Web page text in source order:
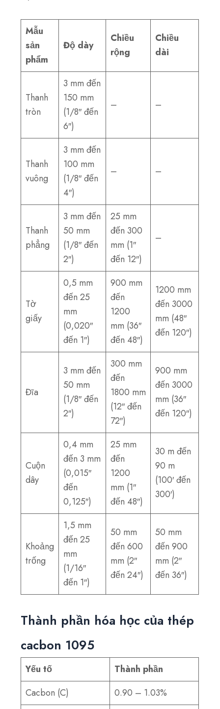
Mẫu
sản
phẩm
Độ dày
Chiều
rộng
Chiều
dài
Thanh
tròn
3 mm đến
150 mm
(1/8″ đến
6″)
– –
Thanh
vuông
3 mm đến
100 mm
(1/8″ đến
4″)
– –
Thanh
phẳng
3 mm đến
50 mm
(1/8″ đến
2″)
25 mm
đến 300
mm (1″
đến 12″)
–
Tờ
giấy
0,5 mm
đến 25
mm
(0,020″
đến 1″)
900 mm
đến
1200
mm (36″
đến 48″)
1200 mm
đến 3000
mm (48″
đến 120″)
Đĩa
3 mm đến
50 mm
(1/8″ đến
2″)
300 mm
đến
1800 mm
(12″ đến
72″)
900 mm
đến 3000
mm (36″
đến 120″)
Cuộn
dây
0,4 mm
đến 3 mm
(0,015″
đến
0,125″)
25 mm
đến
1200
mm (1″
đến 48″)
30 m đến
90 m
(100′ đến
300′)
Khoảng
trống
1,5 mm
đến 25
mm
(1/16″
đến 1″)
50 mm
đến 600
mm (2″
đến 24″)
50 mm
đến 900
mm (2″
đến 36″)
Thành phần hóa học của thép
cacbon 1095
Yếu tố
Thành phần
Cacbon (C)
0.90 – 1.03%